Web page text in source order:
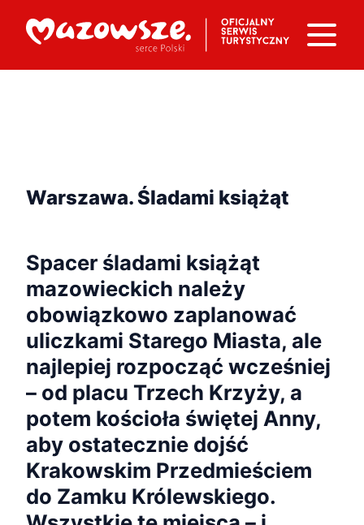
Warszawa. Śladami książąt
Spacer śladami książąt
mazowieckich należy
obowiązkowo zaplanować
uliczkami Starego Miasta, ale
najlepiej rozpocząć wcześniej
– od placu Trzech Krzyży, a
potem kościoła świętej Anny,
aby ostatecznie dojść
Krakowskim Przedmieściem
do Zamku Królewskiego.